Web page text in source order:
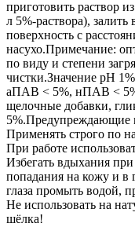
приготовить раствор
л 5%-раствора), залить
поверхность с
насухо.Примечание:
по виду и степени
чистки.Значение pH
аПАВ < 5%, нПАВ <
щелочные добавки,
5%.Предупреждающие
Применять строго по
При работе
Избегать вдыхания
попадания на кожу и в
глаза промыть водой,
Не использовать на
шёлка!